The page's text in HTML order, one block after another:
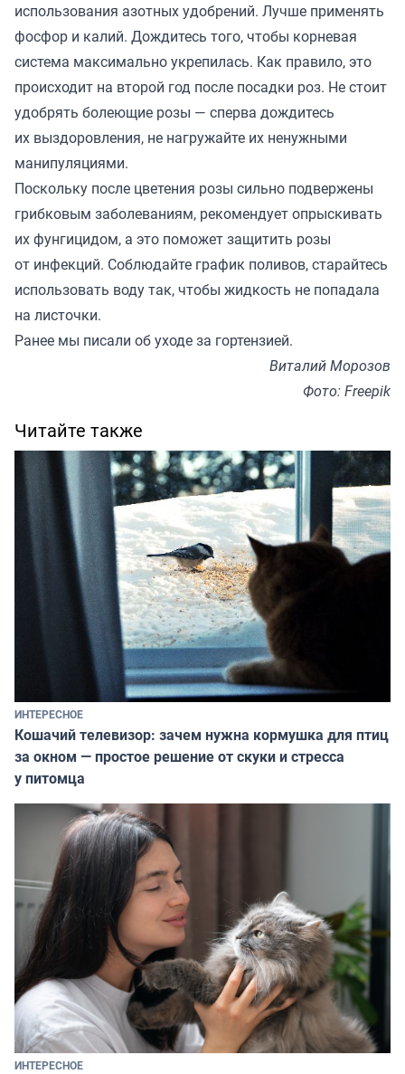
использования азотных удобрений. Лучше применять
фосфор и калий. Дождитесь того, чтобы корневая
система максимально укрепилась. Как правило, это
происходит на второй год после посадки роз. Не стоит
удобрять болеющие розы — сперва дождитесь
их выздоровления, не нагружайте их ненужными
манипуляциями.
Поскольку после цветения розы сильно подвержены
грибковым заболеваниям, рекомендует опрыскивать
их фунгицидом, а это поможет защитить розы
от инфекций. Соблюдайте график поливов, старайтесь
использовать воду так, чтобы жидкость не попадала
на листочки.
Ранее мы писали об уходе за гортензией.
Виталий Морозов
Фото: Freepik
Читайте также
ИНТЕРЕСНОЕ
Кошачий телевизор: зачем нужна кормушка для птиц
за окном — простое решение от скуки и стресса
у питомца
ИНТЕРЕСНОЕ